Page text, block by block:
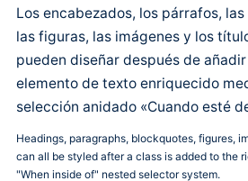
Los encabezados, los párrafos,
las figuras, las imágenes y los
pueden diseñar después de
elemento de texto enriquecido
selección anidado «Cuando esté
Headings, paragraphs, blockquotes, figures,
can all be styled after a class is added to the
"When inside of" nested selector system.